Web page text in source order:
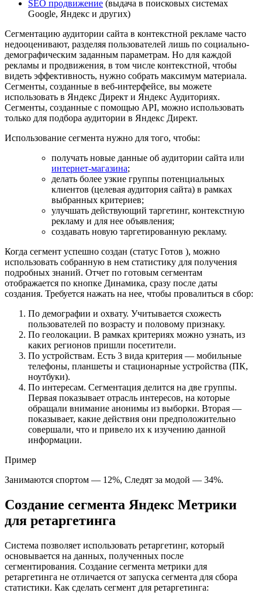
SEO продвижение (выдача в поисковых системах
Google, Яндекс и других)
Сегментацию аудитории сайта в контекстной рекламе часто
недооценивают, разделяя пользователей лишь по социально-
демографическим заданным параметрам. Но для каждой
рекламы и продвижения, в том числе контекстной, чтобы
видеть эффективность, нужно собрать максимум материала.
Сегменты, созданные в веб-интерфейсе, вы можете
использовать в Яндекс Директ и Яндекс Аудиториях.
Сегменты, созданные с помощью API, можно использовать
только для подбора аудитории в Яндекс Директ.
Использование сегмента нужно для того, чтобы:
получать новые данные об аудитории сайта или
интернет-магазина;
делать более узкие группы потенциальных
клиентов (целевая аудитория сайта) в рамках
выбранных критериев;
улучшать действующий таргетинг, контекстную
рекламу и для нее объявления;
создавать новую таргетированную рекламу.
Когда сегмент успешно создан (статус Готов ), можно
использовать собранную в нем статистику для получения
подробных знаний. Отчет по готовым сегментам
отображается по кнопке Динамика, сразу после даты
создания. Требуется нажать на нее, чтобы провалиться в сбор:
По демографии и охвату. Учитывается схожесть
пользователей по возрасту и половому признаку.
По геолокации. В рамках критериях можно узнать, из
каких регионов пришли посетители.
По устройствам. Есть 3 вида критерия — мобильные
телефоны, планшеты и стационарные устройства (ПК,
ноутбуки).
По интересам. Сегментация делится на две группы.
Первая показывает отрасль интересов, на которые
обращали внимание анонимы из выборки. Вторая —
показывает, какие действия они предположительно
совершали, что и привело их к изучению данной
информации.
Пример
Занимаются спортом — 12%, Следят за модой — 34%.
Создание сегмента Яндекс Метрики
для ретаргетинга
Система позволяет использовать ретаргетинг, который
основывается на данных, полученных после
сегментирования. Создание сегмента метрики для
ретаргетинга не отличается от запуска сегмента для сбора
статистики. Как сделать сегмент для ретаргетинга: